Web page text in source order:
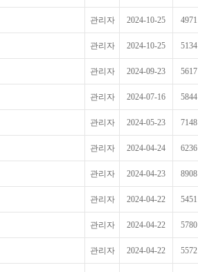
관리자 2024-10-25 4971
관리자 2024-10-25 5134
관리자 2024-09-23 5617
관리자 2024-07-16 5844
관리자 2024-05-23 7148
관리자 2024-04-24 6236
관리자 2024-04-23 8908
관리자 2024-04-22 5451
관리자 2024-04-22 5780
관리자 2024-04-22 5572